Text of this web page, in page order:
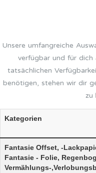
Unsere umfangreiche
verfügbar und für dich
tatsächlichen
benötigen, stehen wir dir
zu
Kategorien
Fantasie Offset, -
Fantasie - Folie,
Vermählungs-